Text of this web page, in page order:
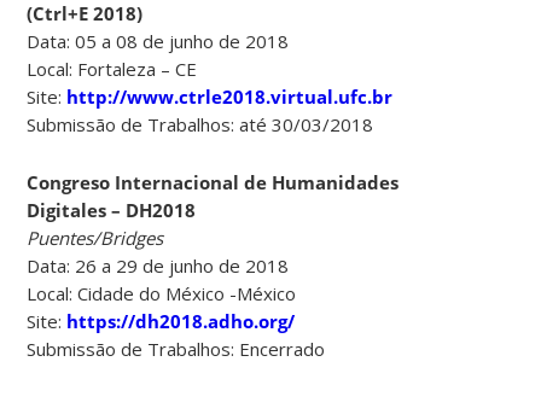
(Ctrl+E 2018)
Data: 05 a 08 de junho de 2018
Local: Fortaleza – CE
Site: http://www.ctrle2018.virtual.ufc.br
Submissão de Trabalhos: até 30/03/2018
Congreso Internacional de Humanidades
Digitales – DH2018
Puentes/Bridges
Data: 26 a 29 de junho de 2018
Local: Cidade do México -México
Site: https://dh2018.adho.org/
Submissão de Trabalhos: Encerrado